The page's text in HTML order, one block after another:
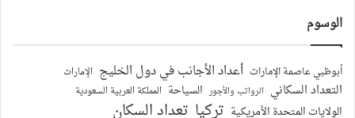
الوسوم
أبوظبي عاصمة الإمارات أعداد الأجانب في دول الخليج الإمارات
التعداد السكاني الرواتب والأجور السياحة المملكة العربية السعودية
الولايات المتحدة الأمريكية تركيا تعداد السكان